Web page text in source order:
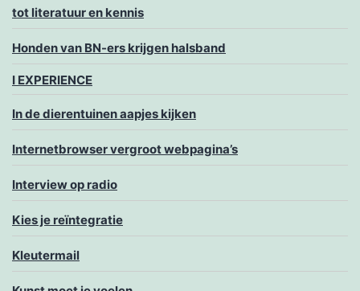
tot literatuur en kennis
Honden van BN-ers krijgen halsband
I EXPERIENCE
In de dierentuinen aapjes kijken
Internetbrowser vergroot webpagina’s
Interview op radio
Kies je reïntegratie
Kleutermail